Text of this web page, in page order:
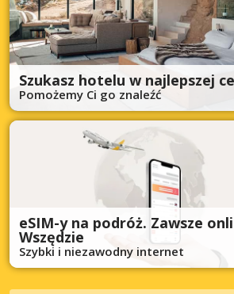
Szukasz hotelu w najlepszej
Pomożemy Ci go znaleźć
eSIM-y na podróż. Zawsze
Wszędzie
Szybki i niezawodny internet